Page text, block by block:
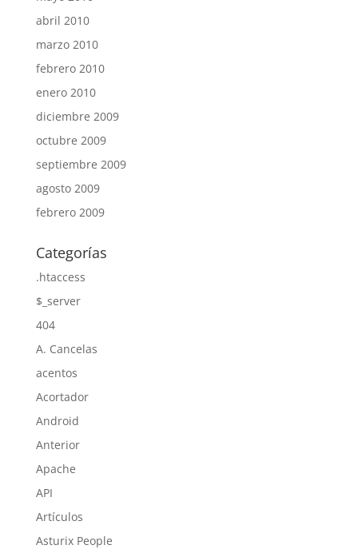
abril 2010
marzo 2010
febrero 2010
enero 2010
diciembre 2009
octubre 2009
septiembre 2009
agosto 2009
febrero 2009
Categorías
.htaccess
$_server
404
A. Cancelas
acentos
Acortador
Android
Anterior
Apache
API
Artículos
Asturix People